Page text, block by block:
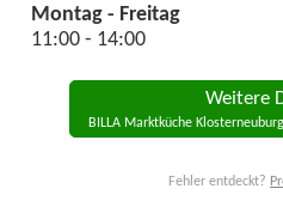
Montag - Freitag
11:00 - 14:00
Weitere
BILLA Marktküche
Fehler entdeckt?